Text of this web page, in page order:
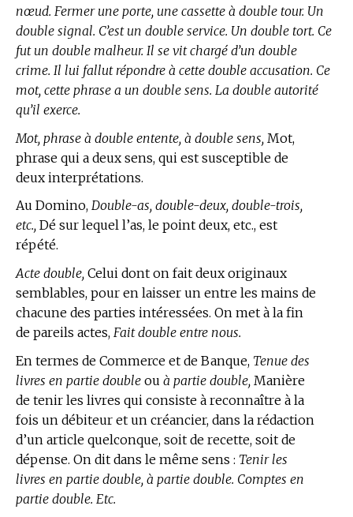
nœud. Fermer une porte, une cassette à double tour. Un
double signal. C’est un double service. Un double tort. Ce
fut un double malheur. Il se vit chargé d’un double
crime. Il lui fallut répondre à cette double accusation. Ce
mot, cette phrase a un double sens. La double autorité
qu’il exerce.
Mot, phrase à double entente, à double sens, Mot,
phrase qui a deux sens, qui est susceptible de
deux interprétations.
Au Domino, Double-as, double-deux, double-trois,
etc., Dé sur lequel l’as, le point deux, etc., est
répété.
Acte double, Celui dont on fait deux originaux
semblables, pour en laisser un entre les mains de
chacune des parties intéressées. On met à la fin
de pareils actes, Fait double entre nous.
En termes de Commerce et de Banque, Tenue des
livres en partie double ou à partie double, Manière
de tenir les livres qui consiste à reconnaître à la
fois un débiteur et un créancier, dans la rédaction
d’un article quelconque, soit de recette, soit de
dépense. On dit dans le même sens : Tenir les
livres en partie double, à partie double. Comptes en
partie double. Etc.